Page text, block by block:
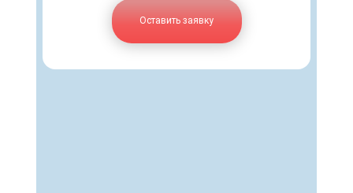
Оставить заявку